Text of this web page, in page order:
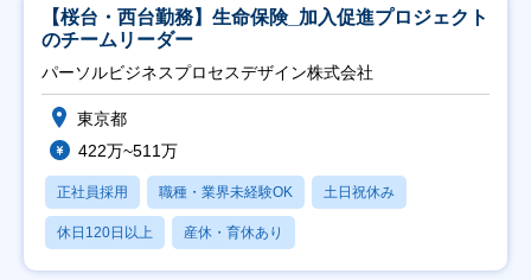
【桜台・西台勤務】生命保険_加入促進プロジェクト
のチームリーダー
パーソルビジネスプロセスデザイン株式会社
東京都
422万~511万
正社員採用 職種・業界未経験OK 土日祝休み
休日120日以上 産休・育休あり